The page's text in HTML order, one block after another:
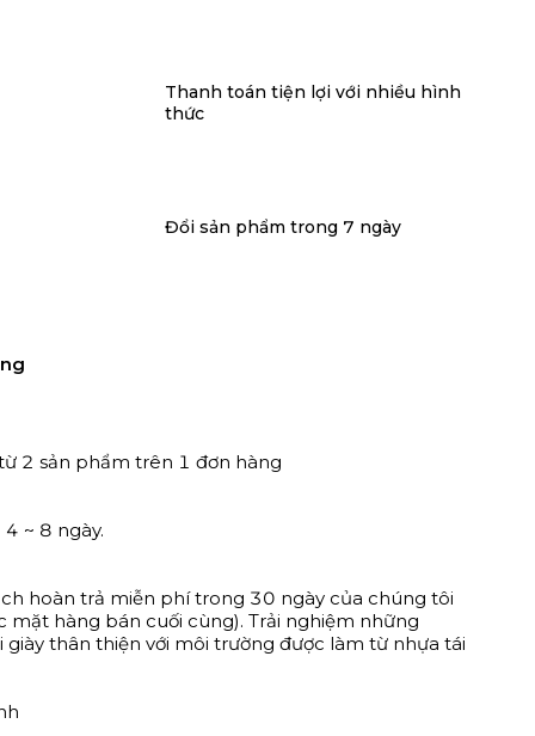
2 sản phẩm trên 1 đơn hàng
~ 8 ngày.
hoàn trả miễn phí trong 30 ngày của chúng tôi
mặt hàng bán cuối cùng). Trải nghiệm những
giày thân thiện với môi trường được làm từ nhựa tái
Thanh toán tiện lợi với nhiều hình
thức
Đổi sản phẩm trong 7 ngày